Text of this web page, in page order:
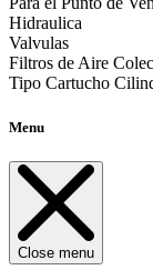
Hidraulica
Valvulas
Filtros de Aire
Tipo Cartucho
Menu
Close menu